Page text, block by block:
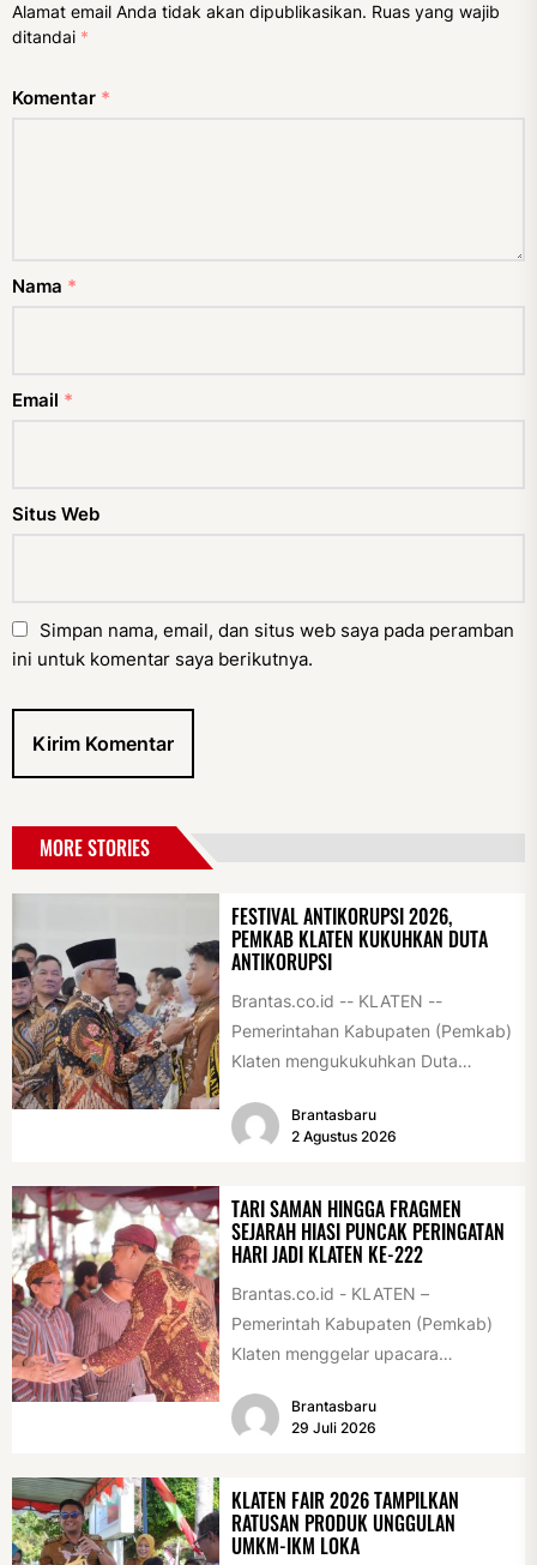
Alamat email Anda tidak akan dipublikasikan. Ruas yang wajib
ditandai *
Komentar *
Nama *
Email *
Situs Web
Simpan nama, email, dan situs web saya pada peramban
ini untuk komentar saya berikutnya.
MORE STORIES
FESTIVAL ANTIKORUPSI 2026,
PEMKAB KLATEN KUKUHKAN DUTA
ANTIKORUPSI
Brantas.co.id -- KLATEN --
Pemerintahan Kabupaten (Pemkab)
Klaten mengukukuhkan Duta
pelajar dan pemuda. Pengukuhan
tersebut digelar...
Brantasbaru
2 Agustus 2026
TARI SAMAN HINGGA FRAGMEN
SEJARAH HIASI PUNCAK PERINGATAN
HARI JADI KLATEN KE-222
Brantas.co.id - KLATEN –
Pemerintah Kabupaten (Pemkab)
Klaten menggelar upacara
di Alun-alun Klaten, Selasa
Brantasbaru
29 Juli 2026
KLATEN FAIR 2026 TAMPILKAN
RATUSAN PRODUK UNGGULAN
UMKM-IKM LOKA